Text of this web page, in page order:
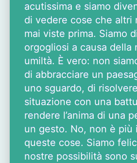
acutissima e siamo
di vedere cose che altri
mai viste prima. Siamo
orgogliosi a causa della
umiltà. È vero: non
di abbracciare un
uno sguardo, di
situazione con una
rendere l’anima di una
un gesto. No, non è più
queste cose. Siamo
nostre possibilità sono